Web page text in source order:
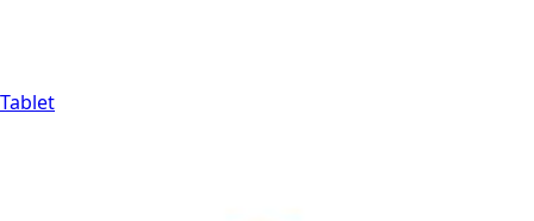
Tablet